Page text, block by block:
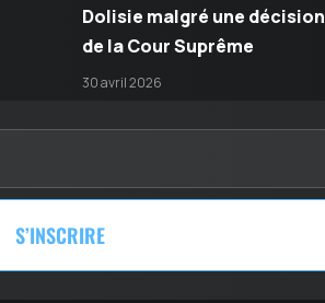
Dolisie malgré une décision
de la Cour Suprême
30 avril 2026
S’INSCRIRE